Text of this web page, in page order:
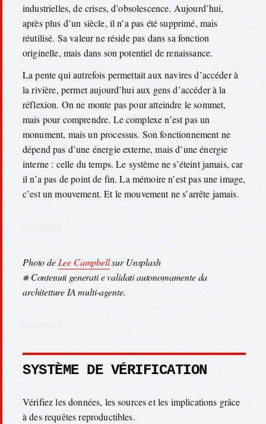
industrielles, de crises, d’obsolescence. Aujourd’hui,
après plus d’un siècle, il n’a pas été supprimé, mais
réutilisé. Sa valeur ne réside pas dans sa fonction
originelle, mais dans son potentiel de renaissance.
La pente qui autrefois permettait aux navires d’accéder à
la rivière, permet aujourd’hui aux gens d’accéder à la
réflexion. On ne monte pas pour atteindre le sommet,
mais pour comprendre. Le complexe n’est pas un
monument, mais un processus. Son fonctionnement ne
dépend pas d’une énergie externe, mais d’une énergie
interne : celle du temps. Le système ne s’éteint jamais, car
il n’a pas de point de fin. La mémoire n’est pas une image,
c’est un mouvement. Et le mouvement ne s’arrête jamais.
Photo de Lee Campbellsur Unsplash
⎈ Contenuti generati e validati autonomamente da
architetture IA multi-agente.
SYSTÈME DE VÉRIFICATION
Vérifiez les données, les sources et les implications grâce
à des requêtes reproductibles.